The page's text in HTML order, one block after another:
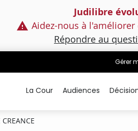
Judilibre
Aidez-nous à
Répondre au
Gérer
La Cour Audiences